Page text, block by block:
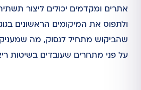
אתרים ומקדמים יכולים ליצור
ולתפוס את המיקומים הראשונים
שהביקוש מתחיל לנסוק, מה שמעניק
על פני מתחרים שעובדים בשיטות